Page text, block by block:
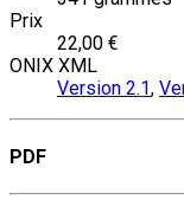
Prix
22,00 €
ONIX XML
Version 2.1,
PDF